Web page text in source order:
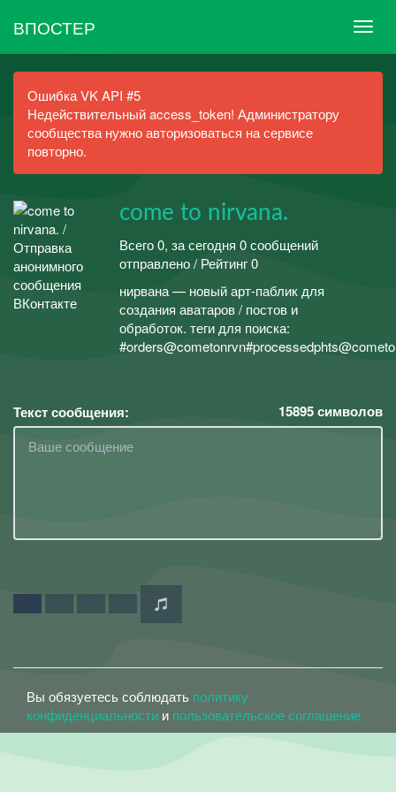
ВПОСТЕР
Ошибка VK API #5
Недействительный access_token! Администратору
сообщества нужно авторизоваться на сервисе
повторно.
come to nirvana.
Всего 0, за сегодня 0 сообщений
отправлено / Рейтинг 0
нирвана — новый арт-паблик для
создания аватаров / постов и
обработок. теги для поиска:
Текст сообщения: 15895символов
Вы обязуетесь соблюдать политику
конфиденциальности и пользовательское соглашение